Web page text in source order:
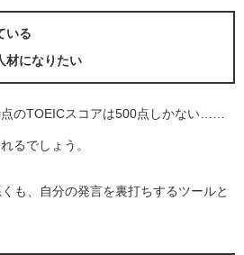
いる
材になりたい
点のTOEICスコアは500点しかない……
るでしょう。
も、自分の発言を裏打ちするツールと